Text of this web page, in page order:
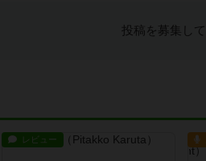
投稿を募集し
レビュー